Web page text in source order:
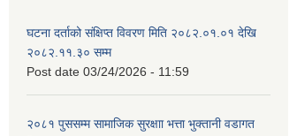
घटना दर्ताको संक्षिप्त विवरण मिति २०८२.०१.०१ देखि
२०८२.११.३० सम्म
Post date 03/24/2026 - 11:59
२०८१ पुससम्म सामाजिक सुरक्षाा भत्ता भुक्तानी वडागत